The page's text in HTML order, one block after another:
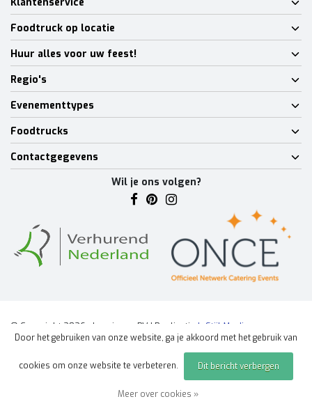
Foodtruck op locatie
Huur alles voor uw feest!
Regio's
Evenementtypes
Foodtrucks
Contactgegevens
Wil je ons volgen?
© Copyright 2026 - Lumineux BV | Realisatie
InStijl Media
Algemene voorwaarden|Disclaimer|Privacy Policy|Sitemap |
Door het gebruiken van onze website, ga je akkoord met het gebruik van
cookies om onze website te verbeteren. Dit bericht verbergen
Meer over cookies »